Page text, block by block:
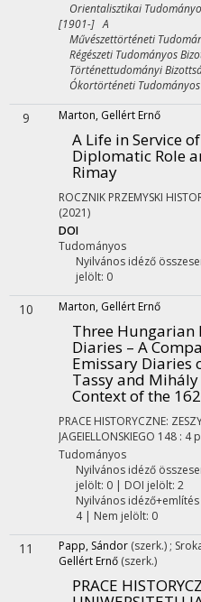
Orientalisztikai
[1901-] A
Művészettörténeti
Régészeti Tudományos
Történettudományi
Ókortörténeti Tudományos
9 Marton, Gellért Ernő
A Life in Service
Diplomatic Role
Rimay
ROCZNIK PRZEMYSKI
(2021)
DOI
Tudományos
Nyilvános idéző
jelölt: 0
10 Marton, Gellért Ernő
Three Hungarian
Diaries – A
Emissary Diaries
Tassy and
Context of the
PRACE HISTORYCZNE:
JAGEIELLONSKIEGO 148 : 4
Tudományos
Nyilvános idéző
jelölt: 0 | DOI jelölt: 2
Nyilvános
4 | Nem jelölt: 0
11 Papp, Sándor (szerk.) ;
Gellért Ernő (szerk.)
PRACE